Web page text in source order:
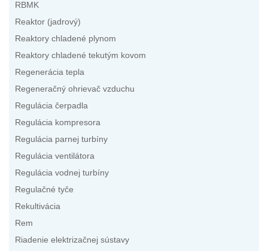
RBMK
Reaktor (jadrový)
Reaktory chladené plynom
Reaktory chladené tekutým kovom
Regenerácia tepla
Regeneračný ohrievač vzduchu
Regulácia čerpadla
Regulácia kompresora
Regulácia parnej turbíny
Regulácia ventilátora
Regulácia vodnej turbíny
Regulačné tyče
Rekultivácia
Rem
Riadenie elektrizačnej sústavy